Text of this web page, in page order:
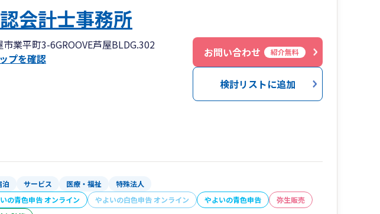
会計士事務所
業平町3-6GROOVE芦屋BLDG.302
プを確認
お問い合わせ 紹介無料
検討リストに追加
泊 サービス 医療・福祉 特殊法人
の青色申告 オンライン やよいの白色申告 オンライン やよいの青色申告
弥生販売